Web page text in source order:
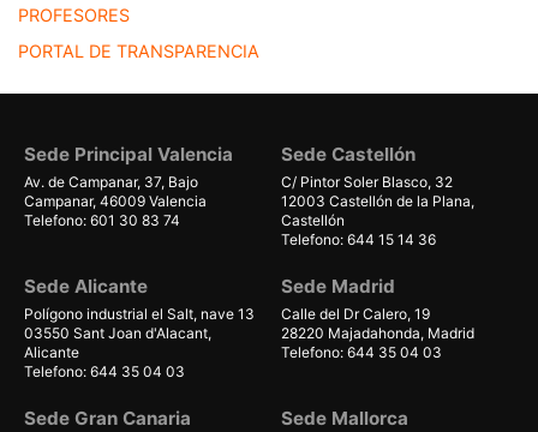
PROFESORES
PORTAL DE TRANSPARENCIA
Sede Principal Valencia
Av. de Campanar, 37, Bajo
Campanar, 46009 Valencia
Telefono: 601 30 83 74
Sede Castellón
C/ Pintor Soler Blasco, 32
12003 Castellón de la Plana,
Castellón
Telefono: 644 15 14 36
Sede Alicante
Polígono industrial el Salt, nave 13
03550 Sant Joan d'Alacant,
Alicante
Telefono: 644 35 04 03
Sede Madrid
Calle del Dr Calero, 19
28220 Majadahonda, Madrid
Telefono: 644 35 04 03
Sede Gran Canaria Sede Mallorca